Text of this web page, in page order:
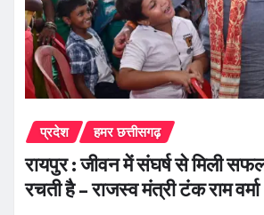
प्रदेश हमर छत्तीसगढ़
रायपुर : जीवन में संघर्ष से मिली
रचती है – राजस्व मंत्री टंक राम वर्मा